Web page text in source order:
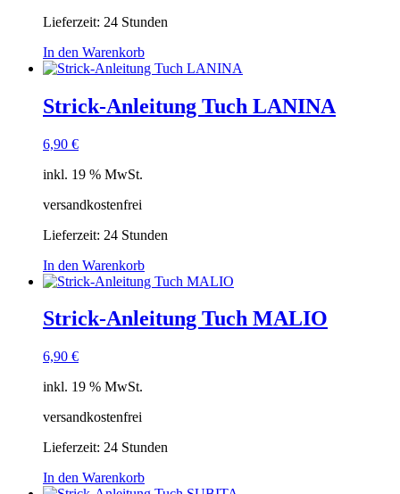
Lieferzeit: 24 Stunden
In den Warenkorb
Strick-Anleitung Tuch LANINA
6,90 €
inkl. 19 % MwSt.
versandkostenfrei
Lieferzeit: 24 Stunden
In den Warenkorb
Strick-Anleitung Tuch MALIO
6,90 €
inkl. 19 % MwSt.
versandkostenfrei
Lieferzeit: 24 Stunden
In den Warenkorb